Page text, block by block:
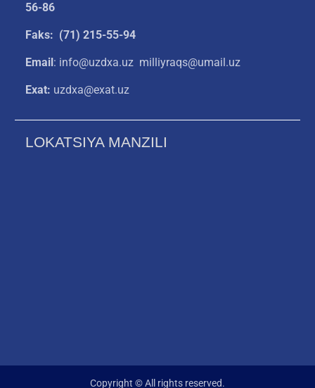
56-86
Faks: (71) 215-55-94
Email : info@uzdxa.uz milliyraqs@umail.uz
Exat: uzdxa@exat.uz
LOKATSIYA MANZILI
Copyright © All rights reserved.